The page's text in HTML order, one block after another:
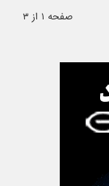
صفحه ۱ از ۳